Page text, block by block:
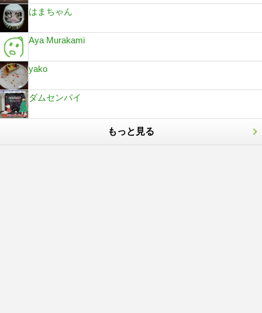
はまちゃん
Aya Murakami
yako
ダムセンパイ
もっと見る